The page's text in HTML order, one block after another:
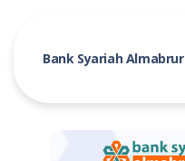
Bank Syariah Almabrur